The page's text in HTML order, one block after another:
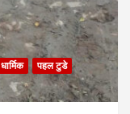
धार्मिक
पहल टुडे